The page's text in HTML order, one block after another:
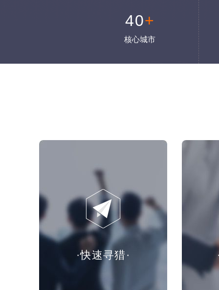
40+
核心城市
·快速寻猎·